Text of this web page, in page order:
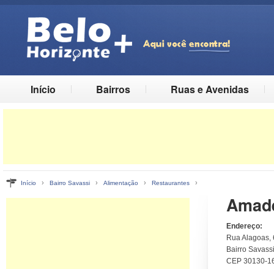
Início Bairros Ruas e Avenidas
Início › Bairro Savassi › Alimentação › Restaurantes ›
Endereço:
Rua Alagoas,
Bairro
CEP 30130-